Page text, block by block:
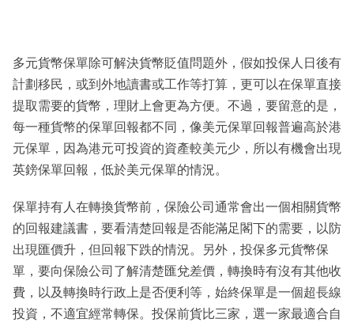
多元貨幣保單除可解決貨幣貶值問題外，假如投保人日後有
計劃移民，或到外地讀書或工作等打算，更可以在保單直接
提取需要的貨幣，理財上會更為方便。不過，要留意的是，
每一種貨幣的保單回報都不同，像美元保單回報普遍高於港
元保單，因為港元可投資的資產較美元少，所以有機會出現
英鎊保單回報，低於美元保單的情況。
保單持有人在轉換貨幣前，保險公司通常會出一個相關貨幣
的回報建議書，要看清楚回報是否能滿足閣下的需要，以防
出現匯價升，但回報下跌的情況。另外，投保多元貨幣保
單，要向保險公司了解清楚匯兌差價，轉換時有沒有其他收
費，以及轉換時行政上是否便利等，始終保單是一個超長線
投資，不適宜經常轉保。投保前貨比三家，選一家最適合自